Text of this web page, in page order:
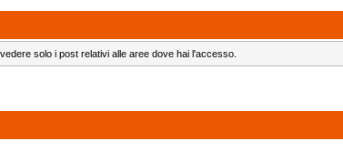
solo i post relativi alle aree dove hai l'accesso.